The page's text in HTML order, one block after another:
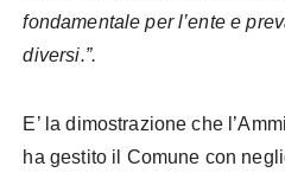
fondamentale per l’ente e
diversi.”.
E’ la dimostrazione che
ha gestito il Comune con